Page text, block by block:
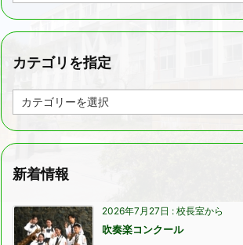
を
定
カテゴリを指定
テ
リ
指
定
新着情報
2026年7月27日 : 校長室から
吹奏楽コンクール